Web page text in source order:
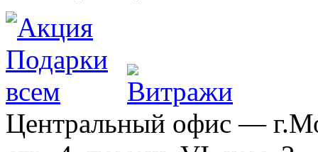
Центральный офис —